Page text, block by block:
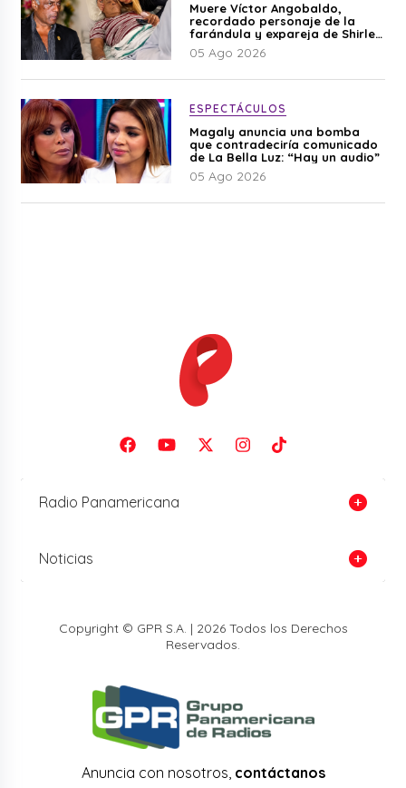
Muere Víctor Angobaldo,
recordado personaje de la
farándula y expareja de Shirley
Cherres
05 Ago 2026
ESPECTÁCULOS
Magaly anuncia una bomba
que contradeciría comunicado
de La Bella Luz: “Hay un audio”
05 Ago 2026
Radio Panamericana
Noticias
Copyright © GPR S.A. | 2026 Todos los Derechos
Reservados.
Anuncia con nosotros, contáctanos